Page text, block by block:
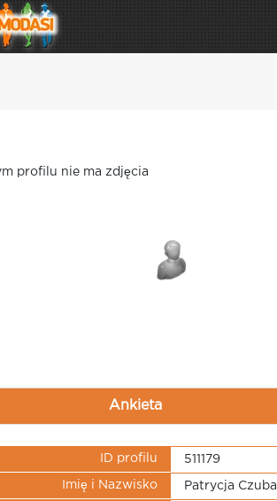
profilu nie ma zdjęcia
Ankieta
ID profilu 511179
Imię i Nazwisko Patrycja Czuba